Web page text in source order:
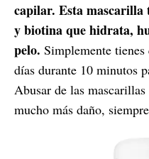
capilar. Esta mascarilla
y biotina que hidrata,
pelo. Simplemente
días durante 10 minutos
Abusar de las
mucho más daño,